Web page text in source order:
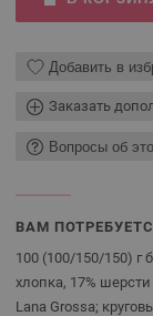
Добавить в
Заказать
Вопросы об
ВАМ
100 (100/150/150) г
хлопка, 17%
Lana Grossa;